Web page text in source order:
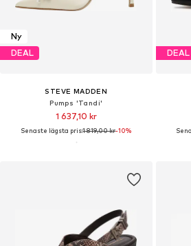
Ny
DEAL
STEVE MADDEN
Pumps 'Tandi'
1 637,10 kr
Senaste lägsta pris:1 819,00 kr-10%
DEAL